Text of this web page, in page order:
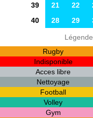
39
21 22
40
28 29
Rugby
Indisponible
Acces libre
Nettoyage
Football
Volley
Gym